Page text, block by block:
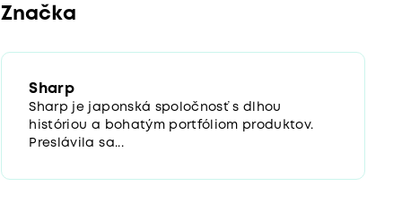
Značka
Sharp
Sharp je japonská spoločnosť s dlhou
históriou a bohatým portfóliom produktov.
Preslávila sa...